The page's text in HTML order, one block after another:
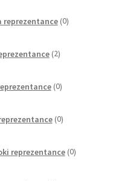
reprezentance 0izdelkov
2izdelka
0izdelkov
0izdelkov
reprezentance 0izdelkov